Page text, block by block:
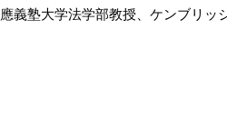
義塾大学法学部教授、ケンブリッ